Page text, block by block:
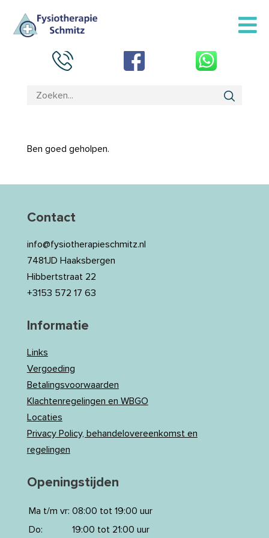
Ben goed geholpen.
Contact
info@fysiotherapieschmitz.nl
7481JD Haaksbergen
Hibbertstraat 22
+3153 572 17 63
Informatie
Links
Vergoeding
Betalingsvoorwaarden
Klachtenregelingen en WBGO
Locaties
Privacy Policy, behandelovereenkomst en
regelingen
Openingstijden
Ma t/m vr: 08:00 tot 19:00 uur
Do:
19:00 tot 21:00 uur